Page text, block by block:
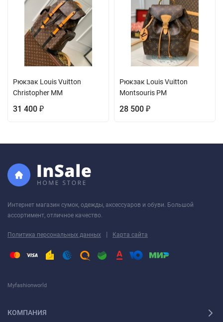
Рюкзак Louis Vuitton
Christopher MM
31 400 ₽
Рюкзак Louis Vuitton
Montsouris PM
28 500 ₽
Интернет магазин сумок, одежды, аксессуаров и обуви. Большой
ассортимент, отличное качество.
Политика персональных данных | Карта сайта
Myfashionworld
КОМПАНИЯ